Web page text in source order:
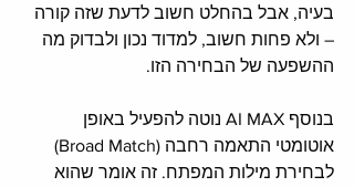
בעיה, אבל בהחלט חשוב לדעת שזה קורה
– ולא פחות חשוב, למדוד נכון ולבדוק מה
ההשפעה של הבחירה הזו.
בנוסף AI MAX נוטה להפעיל באופן
אוטומטי התאמה רחבה (Broad Match)
לבחירת מילות המפתח. זה אומר שהוא